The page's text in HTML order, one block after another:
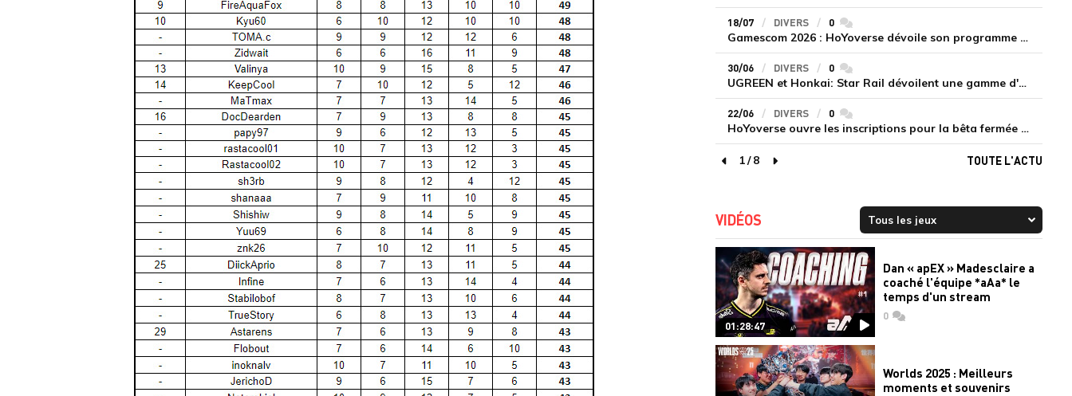
18/07 DIVERS 0commentaires
Gamescom 2026 : HoYoverse dévoile son programme et présente deux nouveaux jeux inédits
30/06 DIVERS 0commentaires
UGREEN et Honkai: Star Rail dévoilent une gamme d'accessoires de recharge en édition limitée
22/06 DIVERS 0commentaires
HoYoverse ouvre les inscriptions pour la bêta fermée de Honkai : Nexus Anima
page précédente
1/8
page suivante
TOUTE L'ACTU
VIDÉOS
01:28:47
Dan « apEX » Madesclaire a
coaché l'équipe *aAa* le
temps d'un stream
0commentaires
Worlds 2025 : Meilleurs
moments et souvenirs